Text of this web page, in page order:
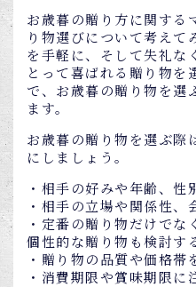
お歳暮の贈り方に関する
り物選びについて考えて
を手軽に、そして失礼な
とって喜ばれる贈り物を
で、お歳暮の贈り物を選
ます。
お歳暮の贈り物を選ぶ際
にしましょう。
・相手の好みや年齢、性
・相手の立場や関係性、
・定番の贈り物だけでな
個性的な贈り物も検討す
・贈り物の品質や価格帯
・消費期限や賞味期限に